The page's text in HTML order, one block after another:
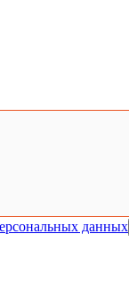
данных